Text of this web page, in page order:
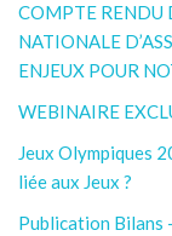
COMPTE RENDU
NATIONALE
ENJEUX POUR
WEBINAIRE
Jeux Olympiques
liée aux Jeux ?
Publication Bilans